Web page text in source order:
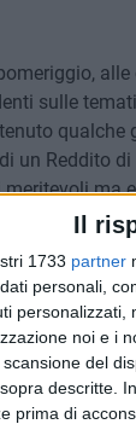
Il
1733 partner
personali,
personalizzati,
noi e i
del
descritte.
prima di
alle
sulle
un Reddito
ma